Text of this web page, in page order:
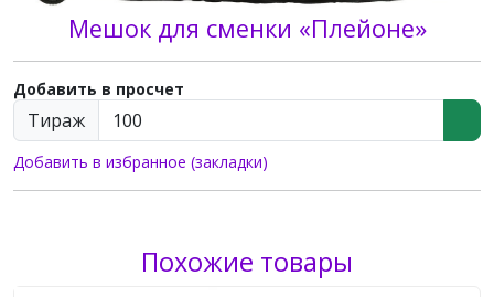
Мешок для сменки «Плейоне»
Добавить в просчет
Тираж
Добавить в избранное (закладки)
Похожие товары